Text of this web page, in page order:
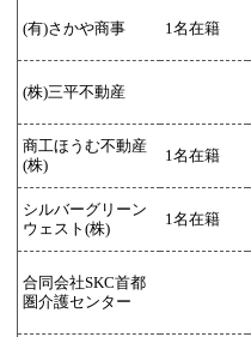
(有)さかや商事 1名在籍
(株)三平不動産
商工ほうむ不動産
(株)
1名在籍
シルバーグリーン
ウェスト(株)
1名在籍
合同会社SKC首都
圏介護センター